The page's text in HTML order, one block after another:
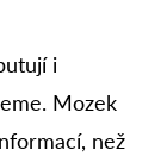
i
Mozek
než